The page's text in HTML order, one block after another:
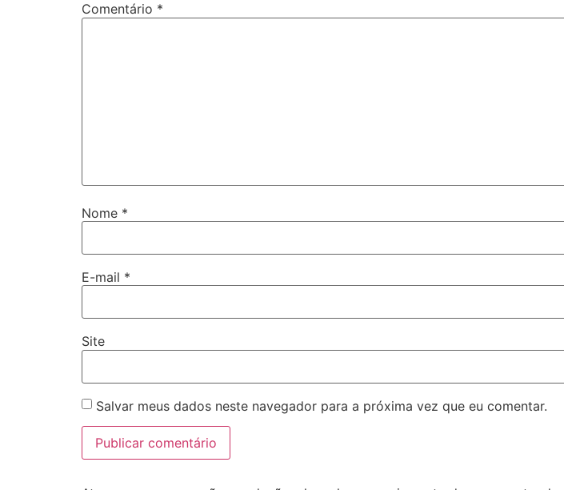
Comentário *
Nome *
E-mail *
Site
Salvar meus dados neste navegador para a próxima vez que eu comentar.